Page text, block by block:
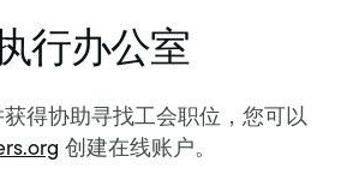
行办公室
得协助寻找工会职位，您可以
创建在线账户。